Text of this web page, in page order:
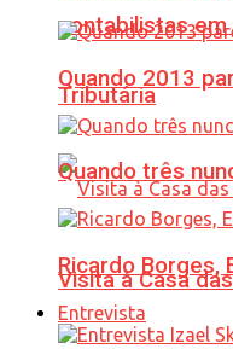
contabilistas
Tributária
Visita à Casa
Quando 2013
Quando três
Ricardo Borges,
Entrevista